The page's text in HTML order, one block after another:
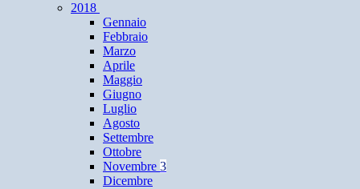
2018
Gennaio
Febbraio
Marzo
Aprile
Maggio
Giugno
Luglio
Agosto
Settembre
Ottobre
Novembre 3
Dicembre